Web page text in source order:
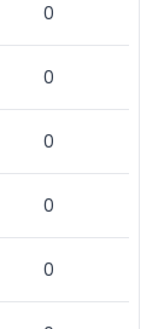
0
0
0
0
0